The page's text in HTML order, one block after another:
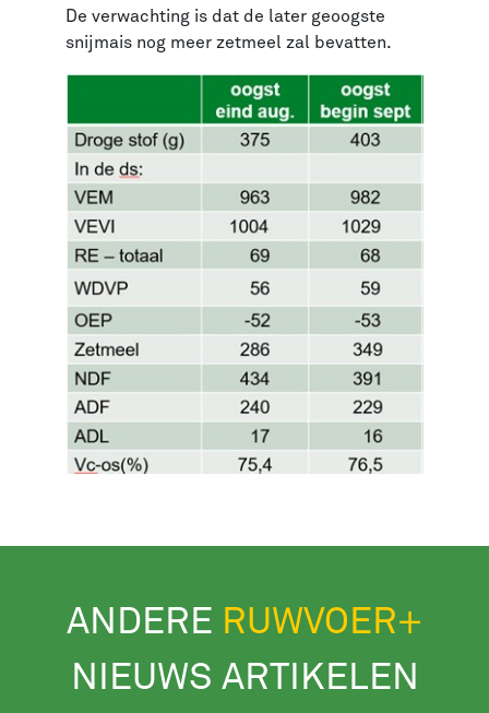
De verwachting is dat de later geoogste
snijmais nog meer zetmeel zal bevatten.
ANDERE RUWVOER+
NIEUWS ARTIKELEN